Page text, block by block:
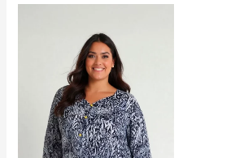
precios:
desde
$59.900
hasta
$79.900